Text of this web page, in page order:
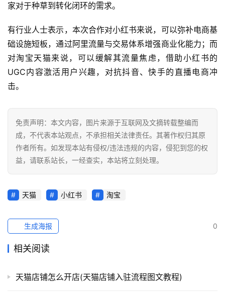
全
开
店
跨
境
科
社
媒
营
销
跨
家对于种草到转化闭环的需求。
有行业人士表示，本次合作对小红书来说，可以弥补电商基
础设施短板，通过阿里流量与交易体系增强商业化能力；而
对淘宝天猫来说，可以缓解其流量焦虑，借助小红书的
UGC内容激活用户兴趣，对抗抖音、快手的直播电商冲
击。
免责声明：本文内容，图片来源于互联网及文摘转载整编而
成，不代表本站观点，不承担相关法律责任。其著作权归其原
作者所有。如发现本站有侵权/违法违规的内容，侵犯到您的权
益，请联系站长，一经查实，本站将立刻处理。
天猫 小红书 淘宝
0
生成海报
相关阅读
天猫店铺怎么开店(天猫店铺入驻流程图文教程)